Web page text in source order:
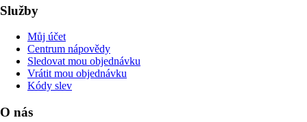
Služby
Můj účet
Centrum nápovědy
Sledovat mou objednávku
Vrátit mou objednávku
Kódy slev
O nás